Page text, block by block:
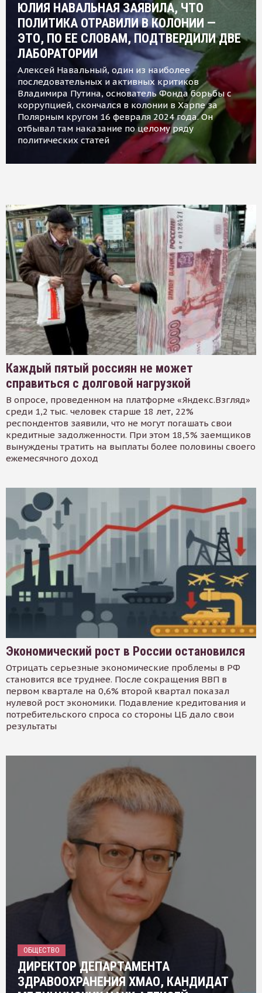
ЮЛИЯ НАВАЛЬНАЯ ЗАЯВИЛА, ЧТО
ПОЛИТИКА ОТРАВИЛИ В КОЛОНИИ —
ЭТО, ПО ЕЕ СЛОВАМ, ПОДТВЕРДИЛИ ДВЕ
ЛАБОРАТОРИИ
Алексей Навальный, один из наиболее
последовательных и активных критиков
Владимира Путина, основатель Фонда борьбы с
коррупцией, скончался в колонии в Харпе за
Полярным кругом 16 февраля 2024 года. Он
отбывал там наказание по целому ряду
политических статей
Каждый пятый россиян не может
справиться с долговой нагрузкой
В опросе, проведенном на платформе «Яндекс.Взгляд»
среди 1,2 тыс. человек старше 18 лет, 22%
респондентов заявили, что не могут погашать свои
кредитные задолженности. При этом 18,5% заемщиков
вынуждены тратить на выплаты более половины своего
ежемесячного доход
Экономический рост в России остановился
Отрицать серьезные экономические проблемы в РФ
становится все труднее. После сокращения ВВП в
первом квартале на 0,6% второй квартал показал
нулевой рост экономики. Подавление кредитования и
потребительского спроса со стороны ЦБ дало свои
результаты
ОБЩЕСТВО
ДИРЕКТОР ДЕПАРТАМЕНТА
ЗДРАВООХРАНЕНИЯ ХМАО, КАНДИДАТ